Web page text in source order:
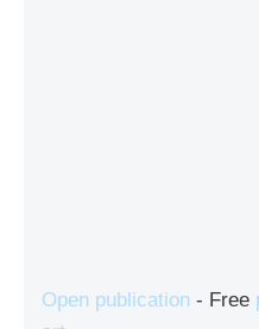
Open publication - Free